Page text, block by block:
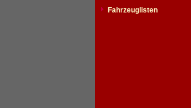
Fahrzeuglisten